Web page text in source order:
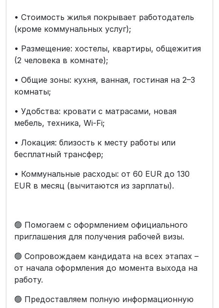
• Стоимость жилья покрывает работодатель
(кроме коммунальных услуг);
• Размещение: хостелы, квартиры, общежития
(2 человека в комнате);
• Общие зоны: кухня, ванная, гостиная на 2–3
комнаты;
• Удобства: кровати с матрасами, новая
мебель, техника, Wi-Fi;
• Локация: близость к месту работы или
бесплатный трансфер;
• Коммунальные расходы: от 60 EUR до 130
EUR в месяц (вычитаются из зарплаты).
🟢 Помогаем с оформлением официального
приглашения для получения рабочей визы.
🟢 Сопровождаем кандидата на всех этапах –
от начала оформления до момента выхода на
работу.
🟢 Предоставляем полную информационную